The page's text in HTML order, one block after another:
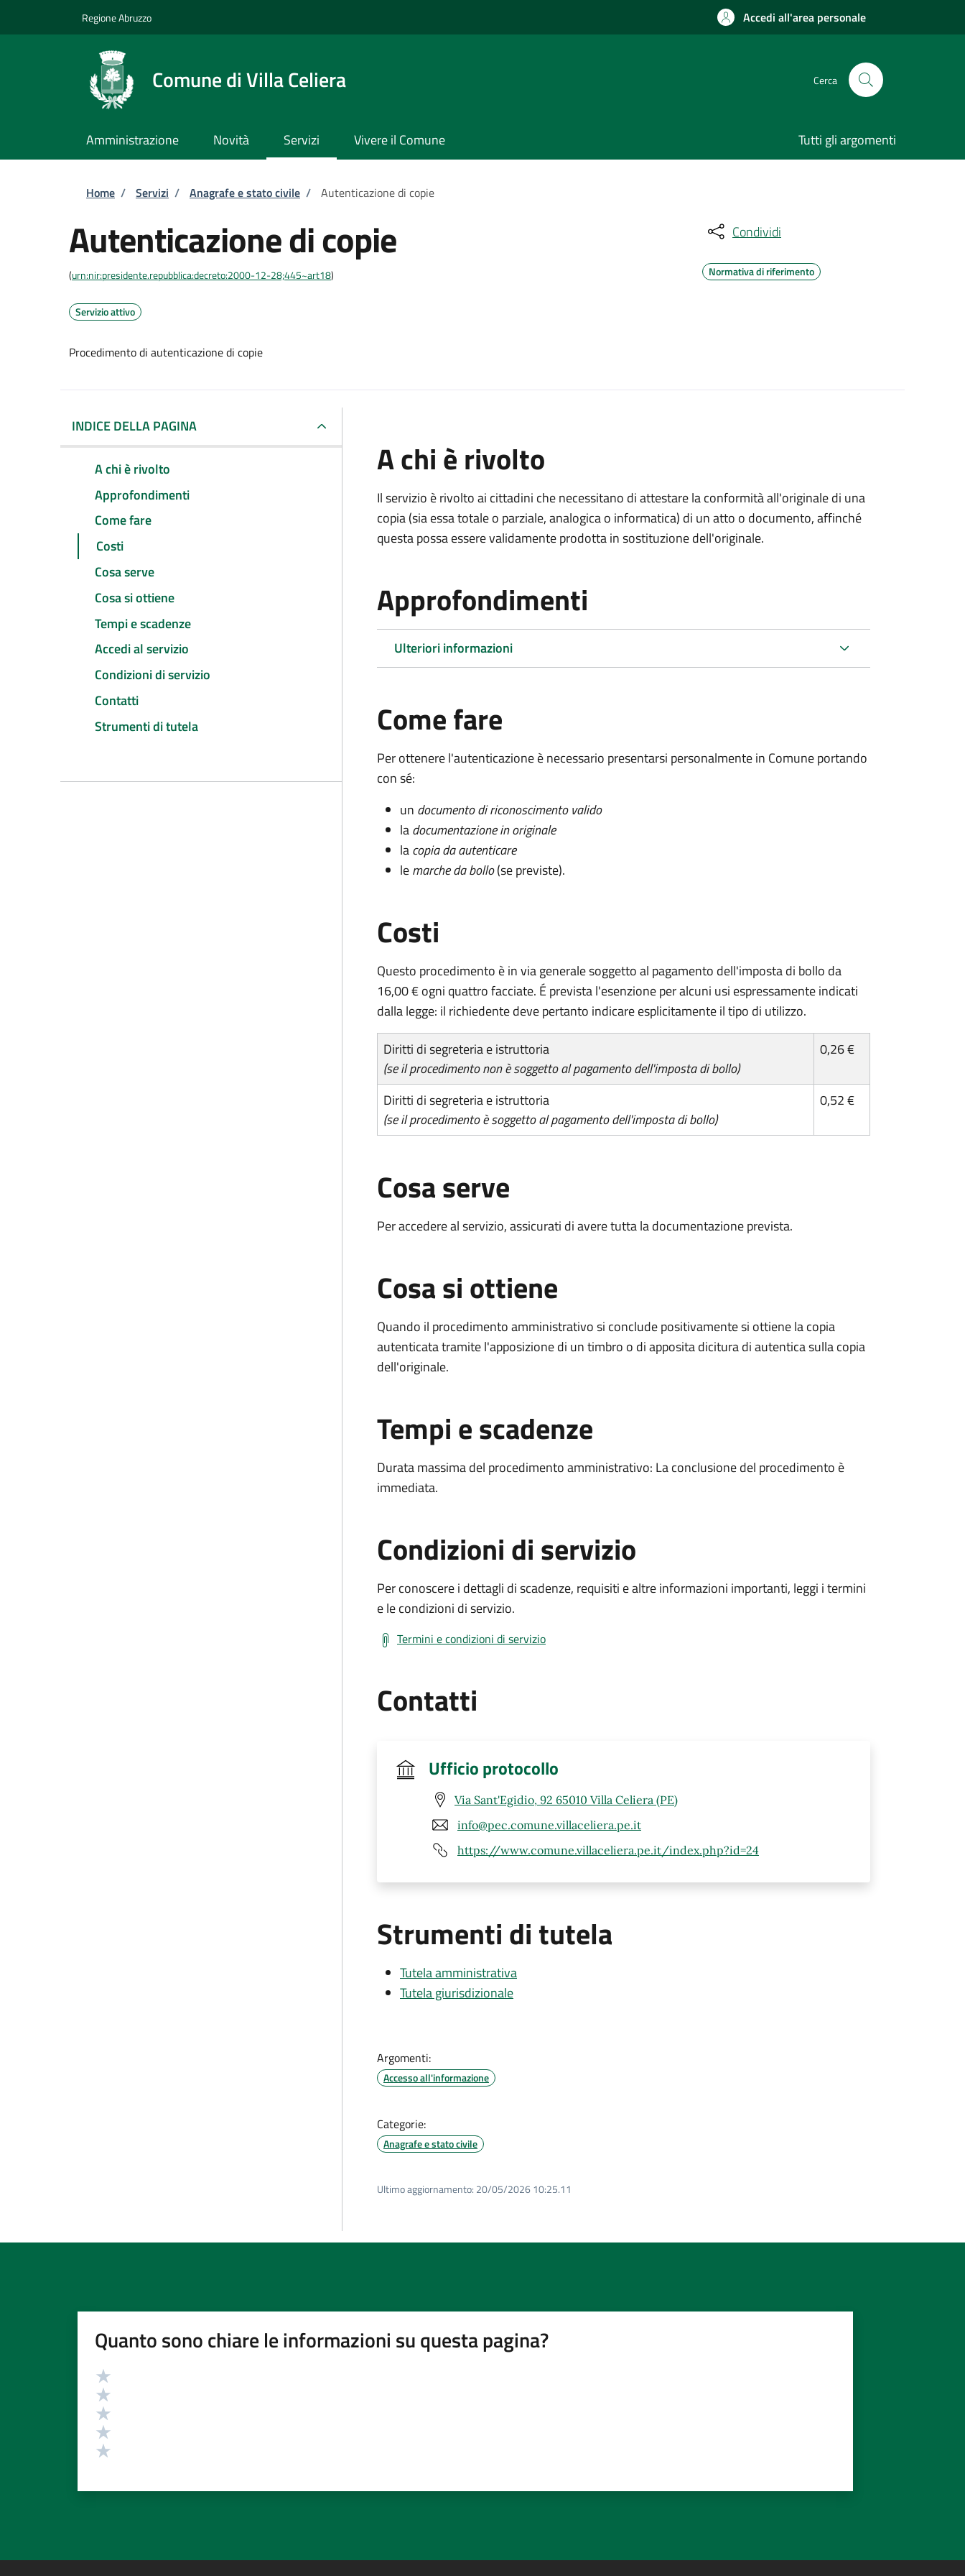
Regione Abruzzo Accedi all'area personale
Comune di Villa Celiera Cerca
Amministrazione Novità Servizi Vivere il Comune Tutti gli argomenti
Briciole di pane
Home / Servizi / Anagrafe e stato civile / Autenticazione di copie
Autenticazione di copie
(urn:nir:presidente.repubblica:decreto:2000-12-28;445~art18)
Servizio attivo
Procedimento di autenticazione di copie
Condividi
Normativa di riferimento
INDICE DELLA PAGINA
A chi è rivolto
Approfondimenti
Come fare
Costi
Cosa serve
Cosa si ottiene
Tempi e scadenze
Accedi al servizio
Condizioni di servizio
Contatti
Strumenti di tutela
A chi è rivolto
Il servizio è rivolto ai cittadini che necessitano di attestare la conformità all'originale di una
copia (sia essa totale o parziale, analogica o informatica) di un atto o documento, affinché
questa possa essere validamente prodotta in sostituzione dell'originale.
Approfondimenti
Ulteriori informazioni
Come fare
Per ottenere l'autenticazione è necessario presentarsi personalmente in Comune portando
con sé:
un documento di riconoscimento valido
ladocumentazione in originale
lacopia da autenticare
lemarche da bollo(se previste).
Costi
Questo procedimento è in via generale soggetto al pagamento dell'imposta di bollo da
16,00 € ogni quattro facciate. É prevista l'esenzione per alcuni usi espressamente indicati
dalla legge: il richiedente deve pertanto indicare esplicitamente il tipo di utilizzo.
Diritti di segreteria e istruttoria
(se il procedimento non è soggetto al pagamento dell'imposta di bollo)
0,26 €
Diritti di segreteria e istruttoria
(se il procedimento è soggetto al pagamento dell'imposta di bollo)
0,52 €
Cosa serve
Per accedere al servizio, assicurati di avere tutta la documentazione prevista.
Cosa si ottiene
Quando il procedimento amministrativo si conclude positivamente si ottiene la copia
autenticata tramite l'apposizione di un timbro o di apposita dicitura di autentica sulla copia
dell'originale.
Tempi e scadenze
Durata massima del procedimento amministrativo: La conclusione del procedimento è
immediata.
Condizioni di servizio
Per conoscere i dettagli di scadenze, requisiti e altre informazioni importanti, leggi i termini
e le condizioni di servizio.
Termini e condizioni di servizio
Contatti
Ufficio protocollo
Via Sant'Egidio, 92 65010 Villa Celiera (PE)
info@pec.comune.villaceliera.pe.it
https://www.comune.villaceliera.pe.it/index.php?id=24
Strumenti di tutela
Tutela amministrativa
Tutela giurisdizionale
Argomenti:
Accesso all'informazione
Categorie:
Anagrafe e stato civile
Ultimo aggiornamento: 20/05/2026 10:25.11
Quanto sono chiare le informazioni su questa pagina?
Valutazione